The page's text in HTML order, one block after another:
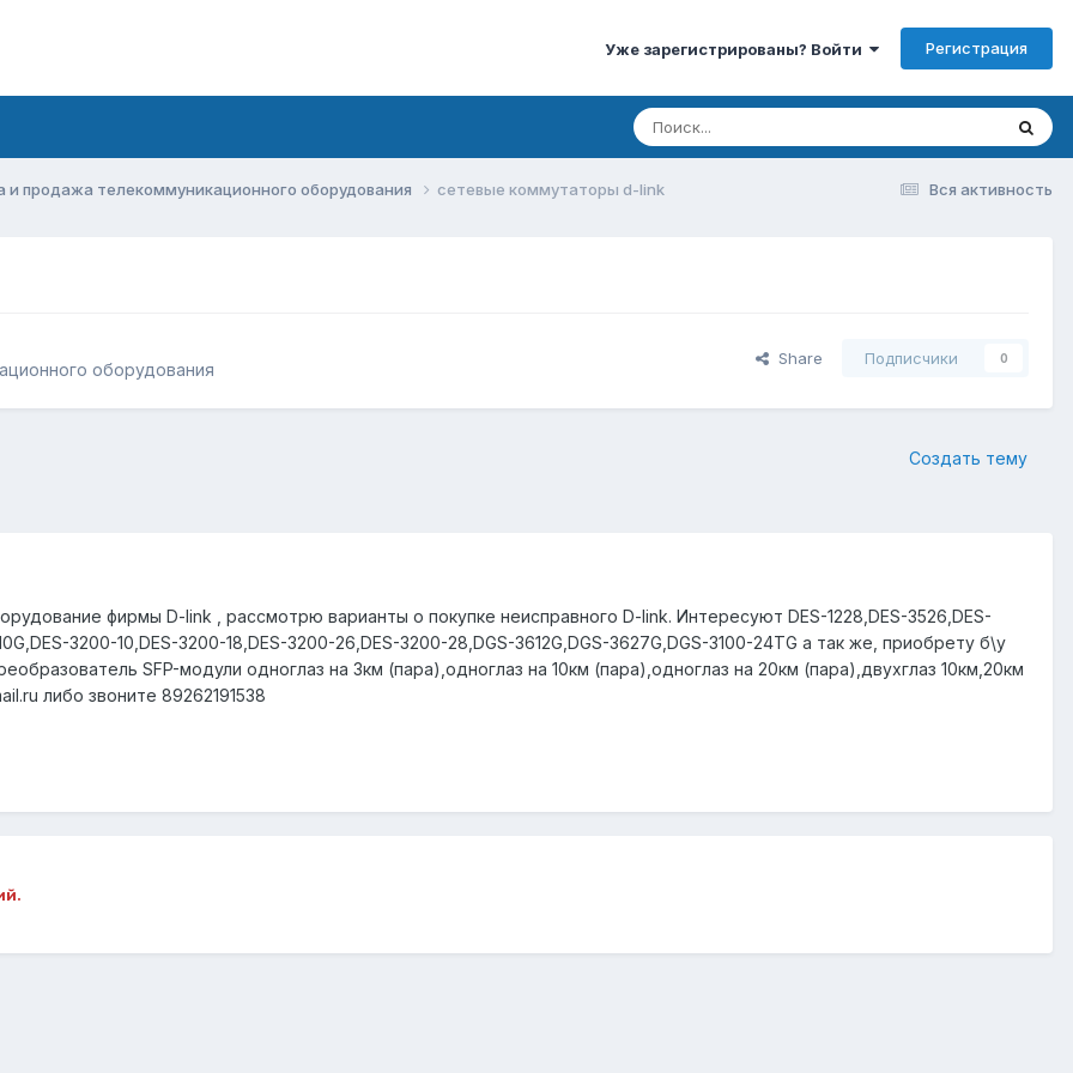
Уже зарегистрированы? Войти Регистрация
Вся активность
и продажа телекоммуникационного оборудования сетевые коммутаторы d-link
оборудования
Share Подписчики 0
Создать тему
фирмы D-link , рассмотрю варианты о покупке неисправного D-link. Интересуют DES-1228,DES-3526,DES-
3200-10,DES-3200-18,DES-3200-26,DES-3200-28,DGS-3612G,DGS-3627G,DGS-3100-24TG а так же, приобрету б\у
SFP-модули одноглаз на 3км (пара),одноглаз на 10км (пара),одноглаз на 20км (пара),двухглаз 10км,20км
либо звоните 89262191538